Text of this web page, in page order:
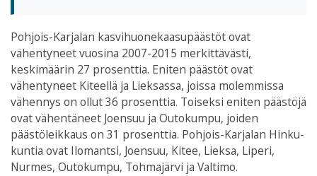
Pohjois-Karjalan kasvihuonekaasupäästöt ovat
vähentyneet vuosina 2007-2015 merkittävästi,
keskimäärin 27 prosenttia. Eniten päästöt ovat
vähentyneet Kiteellä ja Lieksassa, joissa molemmissa
vähennys on ollut 36 prosenttia. Toiseksi eniten päästöjä
ovat vähentäneet Joensuu ja Outokumpu, joiden
päästöleikkaus on 31 prosenttia. Pohjois-Karjalan Hinku-
kuntia ovat Ilomantsi, Joensuu, Kitee, Lieksa, Liperi,
Nurmes, Outokumpu, Tohmajärvi ja Valtimo.